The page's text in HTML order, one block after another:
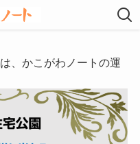
は、かこがわノートの運